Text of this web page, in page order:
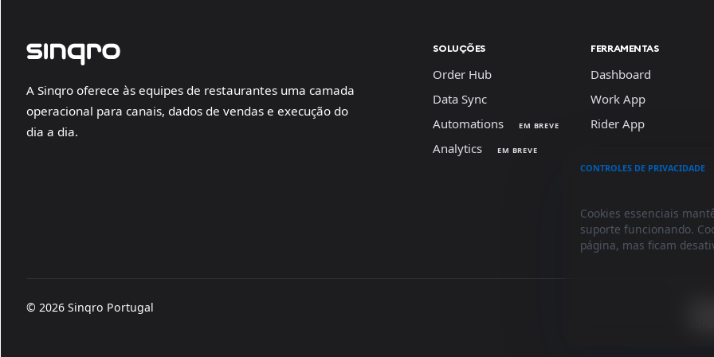
A Sinqro oferece às equipes de restaurantes uma camada
operacional para canais, dados de vendas e execução do
dia a dia.
SOLUÇÕES
Order Hub
Data Sync
Automations
EM BREVE
Analytics EM BREVE
FERRAMENTAS
Dashboard
Work App
Rider App
© 2026 Sinqro Portugal
CONTROLES DE PRIVACIDADE
Cookies essenciais
suporte funcionando.
página, mas ficam